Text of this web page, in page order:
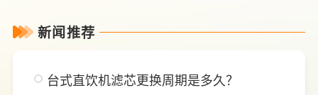
新闻推荐
台式直饮机滤芯更换周期是多久？